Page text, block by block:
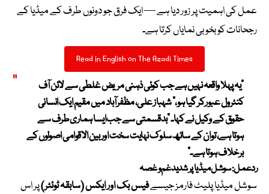
عمل کی اہمیت پر زور دیا ہے — ایک فرق جو دونوں طرف کے میڈیا کے
رجحانات کو بخوبی نمایاں کرتا ہے۔
Read in English on The Azadi Times
“یہ پہلا واقعہ نہیں ہے جب کوئی ذہنی مریض غلطی سے لائن آف
کنٹرول عبور کر گیا ہو،”شہباز علی، مظفرآباد میں مقیم ایک انسانی
حقوق کے وکیل نے کہا۔ “بدقسمتی سے جب ایسا ہماری طرف سے
ہوتا ہے، تو ان کے ساتھ سلوک نہایت سخت اور بین الاقوامی اصولوں کے
برخلاف ہوتا ہے۔”
ردعمل: سوشل میڈیا پر شدید غم و غصہ
سوشل میڈیا پلیٹ فارمز جیسےفیس بک اور ایکس (سابقہ ٹوئٹر)پر اس